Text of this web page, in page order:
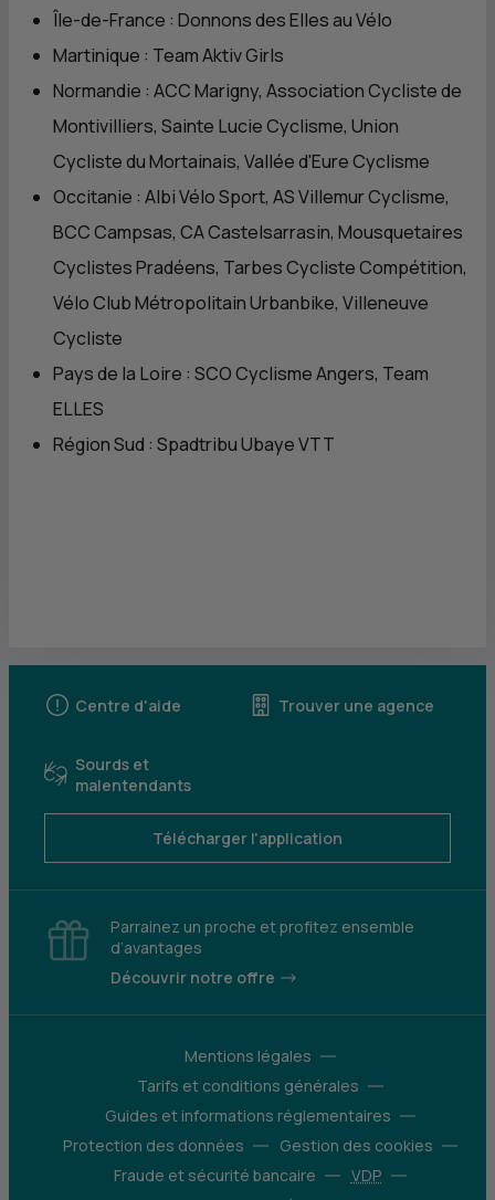
Île-de-France : Donnons des Elles au Vélo
Martinique : Team Aktiv Girls
Normandie : ACC Marigny, Association Cycliste de
Montivilliers, Sainte Lucie Cyclisme, Union
Cycliste du Mortainais, Vallée d'Eure Cyclisme
Occitanie : Albi Vélo Sport, AS Villemur Cyclisme,
BCC Campsas, CA Castelsarrasin, Mousquetaires
Cyclistes Pradéens, Tarbes Cycliste Compétition,
Vélo Club Métropolitain Urbanbike, Villeneuve
Cycliste
Pays de la Loire : SCO Cyclisme Angers, Team
ELLES
Région Sud : Spadtribu Ubaye VTT
Centre d'aide Trouver une agence
Sourds et
malentendants
Télécharger l'application
Parrainez un proche et profitez ensemble
d’avantages
Découvrir notre offre
Mentions légales
Tarifs et conditions générales
Guides et informations réglementaires
Protection des données
Gestion des cookies
Fraude et sécurité bancaire
VDP